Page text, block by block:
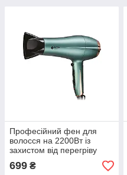
Професійний фен для
волосся на 2200Вт із
захистом від перегріву
BITEK BT-409G Зелений
699 ₴